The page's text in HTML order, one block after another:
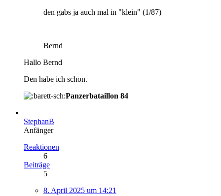
den gabs ja auch mal in "klein" (1/87)
Bernd
Hallo Bernd
Den habe ich schon.
Panzerbataillon 84
StephanB
Anfänger
Reaktionen
6
Beiträge
5
8. April 2025 um 14:21